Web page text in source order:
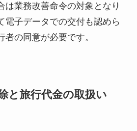
は業務改善命令の対象となり
電子データでの交付も認めら
の同意が必要です。
と旅行代金の取扱い